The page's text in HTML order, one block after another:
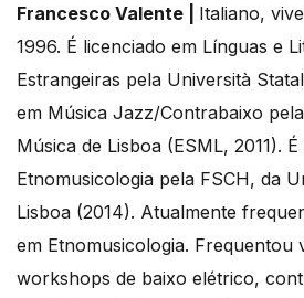
Francesco Valente | Italiano,
1996. É licenciado em Línguas e
Estrangeiras pela Università
em Música Jazz/Contrabaixo
Música de Lisboa (ESML, 2011).
Etnomusicologia pela FSCH, da
Lisboa (2014). Atualmente
em Etnomusicologia. Frequentou
workshops de baixo elétrico,